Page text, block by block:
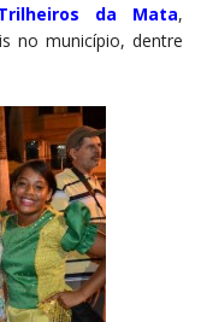
da Mata,
no município, dentre